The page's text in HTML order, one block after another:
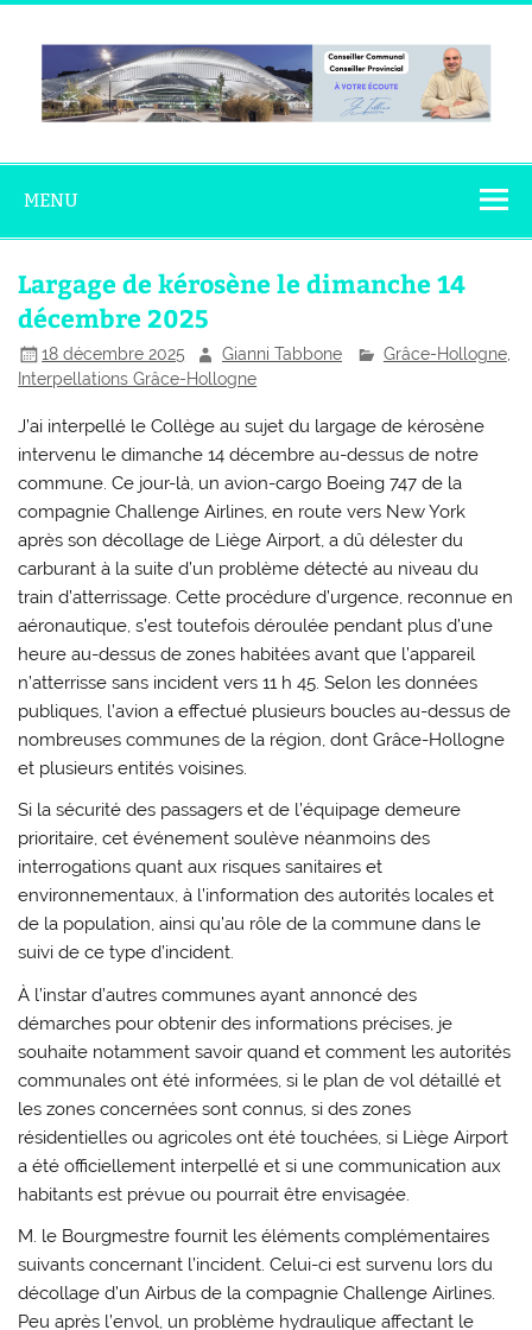
Skip
content
Tabbone
MENU
Largage de kérosène le dimanche 14
décembre 2025
18 décembre 2025 Gianni Tabbone Grâce-Hollogne,
Interpellations Grâce-Hollogne
J’ai interpellé le Collège au sujet du largage de kérosène
intervenu le dimanche 14 décembre au-dessus de notre
commune. Ce jour-là, un avion-cargo Boeing 747 de la
compagnie Challenge Airlines, en route vers New York
après son décollage de Liège Airport, a dû délester du
carburant à la suite d’un problème détecté au niveau du
train d’atterrissage. Cette procédure d’urgence, reconnue en
aéronautique, s’est toutefois déroulée pendant plus d’une
heure au-dessus de zones habitées avant que l’appareil
n’atterrisse sans incident vers 11 h 45. Selon les données
publiques, l’avion a effectué plusieurs boucles au-dessus de
nombreuses communes de la région, dont Grâce-Hollogne
et plusieurs entités voisines.
Si la sécurité des passagers et de l’équipage demeure
prioritaire, cet événement soulève néanmoins des
interrogations quant aux risques sanitaires et
environnementaux, à l’information des autorités locales et
de la population, ainsi qu’au rôle de la commune dans le
suivi de ce type d’incident.
À l’instar d’autres communes ayant annoncé des
démarches pour obtenir des informations précises, je
souhaite notamment savoir quand et comment les autorités
communales ont été informées, si le plan de vol détaillé et
les zones concernées sont connus, si des zones
résidentielles ou agricoles ont été touchées, si Liège Airport
a été officiellement interpellé et si une communication aux
habitants est prévue ou pourrait être envisagée.
M. le Bourgmestre fournit les éléments complémentaires
suivants concernant l’incident. Celui-ci est survenu lors du
décollage d’un Airbus de la compagnie Challenge Airlines.
Peu après l’envol, un problème hydraulique affectant le